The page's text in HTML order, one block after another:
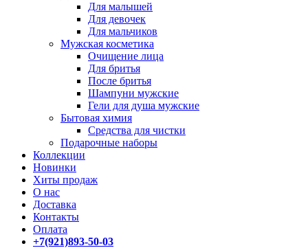
Для малышей
Для девочек
Для мальчиков
Мужская косметика
Очищение лица
Для бритья
После бритья
Шампуни мужские
Гели для душа мужские
Бытовая химия
Средства для чистки
Подарочные наборы
Коллекции
Новинки
Хиты продаж
О нас
Доставка
Контакты
Оплата
+7(921)893-50-03